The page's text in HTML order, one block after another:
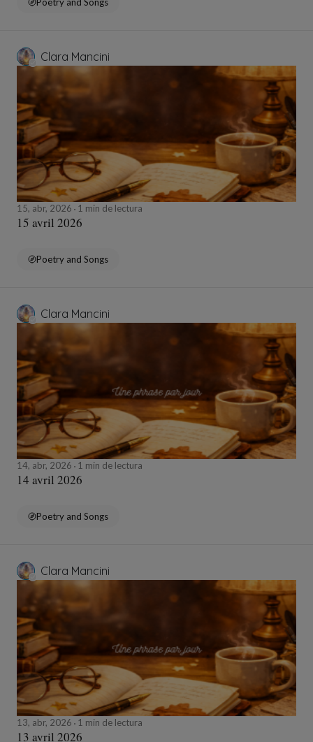
Clara Mancini
15, abr, 2026 1 min de lectura
15 avril 2026
Poetry and Songs
Clara Mancini
14, abr, 2026 1 min de lectura
14 avril 2026
Poetry and Songs
Clara Mancini
13, abr, 2026 1 min de lectura
13 avril 2026